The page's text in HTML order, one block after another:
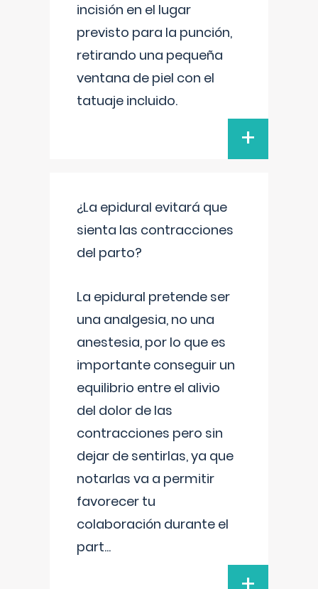
incisión en el lugar
previsto para la punción,
retirando una pequeña
ventana de piel con el
tatuaje incluido.
+
¿La epidural evitará que
sienta las contracciones
del parto?
La epidural pretende ser
una analgesia, no una
anestesia, por lo que es
importante conseguir un
equilibrio entre el alivio
del dolor de las
contracciones pero sin
dejar de sentirlas, ya que
notarlas va a permitir
favorecer tu
colaboración durante el
part...